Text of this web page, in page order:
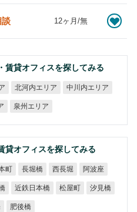
12ヶ月/無
賃貸オフィスを探してみる
北河内エリア 中川内エリア
泉州エリア
貸オフィスを探してみる
町 長堀橋 西長堀 阿波座
近鉄日本橋 松屋町 汐見橋
肥後橋